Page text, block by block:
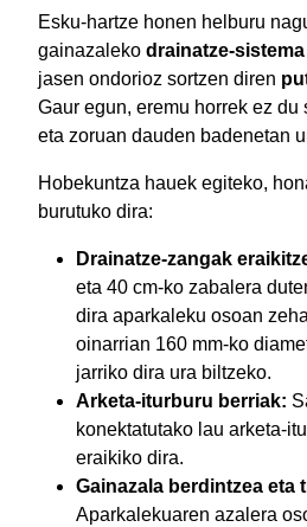
Esku-hartze honen helburu
gainazaleko drainatze-
jasen ondorioz sortzen diren
Gaur egun, eremu horrek ez
eta zoruan dauden badenetan
Hobekuntza hauek egiteko,
burutuko dira:
Drainatze-zangak
eta 40 cm-ko zabalera
dira aparkaleku osoan
oinarrian 160 mm-ko
jarriko dira ura biltzeko.
Arketa-iturburu berriak:
konektatutako lau arketa-
eraikiko dira.
Gainazala berdintzea eta
Aparkalekuaren azalera